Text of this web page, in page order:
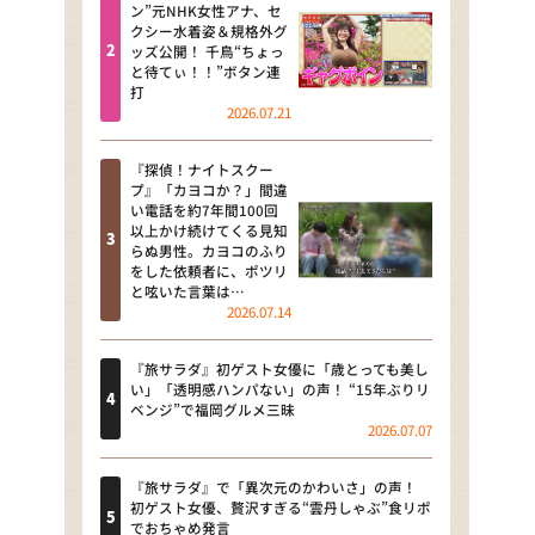
河合＆A.B.C-Z塚田×福井アナ
「なんでやねん！？」（news お
かえり）
DAIGOも台所 ～きょうの献立 何
にする？～
本日はダイアンなり！シーズン２
朝だ！生です旅サラダ
教えて！ニュースライブ 正義の
ミカタ
ＬＩＦＥ～夢のカタチ～
新婚さんいらっしゃい！
ザキ山小屋本館
ン”元NHK女性アナ、セ
クシー水着姿＆規格外グ
ッズ公開！ 千鳥“ちょっ
と待てぃ！！”ボタン連
打
2026.07.21
『探偵！ナイトスクー
プ』「カヨコか？」間違
い電話を約7年間100回
以上かけ続けてくる見知
らぬ男性。カヨコのふり
をした依頼者に、ポツリ
と呟いた言葉は…
2026.07.14
『旅サラダ』初ゲスト女優に「歳とっても美し
い」「透明感ハンパない」の声！ “15年ぶりリ
ベンジ”で福岡グルメ三昧
2026.07.07
『旅サラダ』で「異次元のかわいさ」の声！
初ゲスト女優、贅沢すぎる“雲丹しゃぶ”食リポ
でおちゃめ発言